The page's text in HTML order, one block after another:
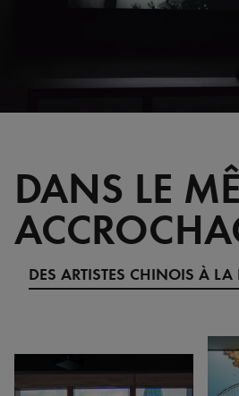
DANS LE
DES ARTISTES CHINOIS À